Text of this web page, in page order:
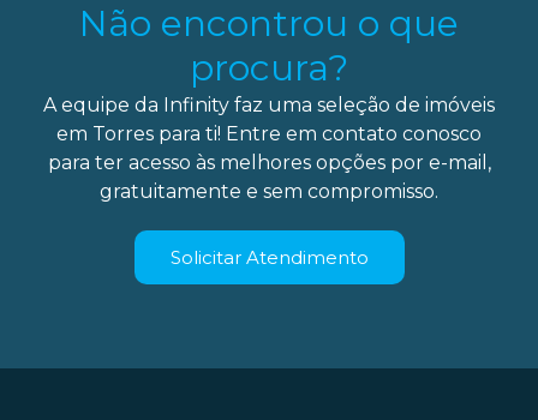
Não encontrou o que
procura?
A equipe da Infinity faz uma seleção de imóveis
em Torres para ti! Entre em contato conosco
para ter acesso às melhores opções por e-mail,
gratuitamente e sem compromisso.
Solicitar Atendimento